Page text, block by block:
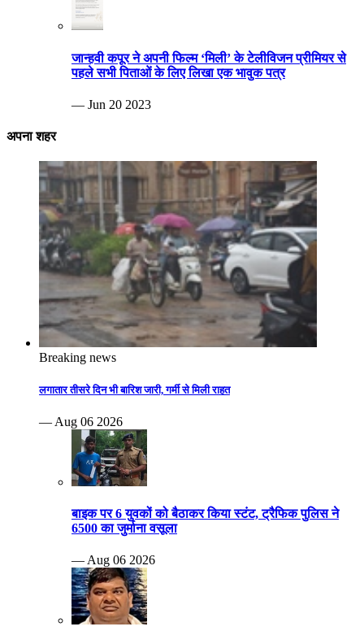
जान्हवी कपूर ने अपनी फिल्म ‘मिली’ के टेलीविजन प्रीमियर से
पहले सभी पिताओं के लिए लिखा एक भावुक पत्र
— Jun 20 2023
अपना शहर
Breaking news
लगातार तीसरे दिन भी बारिश जारी, गर्मी से मिली राहत
— Aug 06 2026
बाइक पर 6 युवकों को बैठाकर किया स्टंट, ट्रैफिक पुलिस ने
6500 का जुर्माना वसूला
— Aug 06 2026